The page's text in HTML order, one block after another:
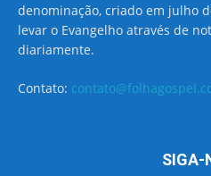
denominação, criado em julho
levar o Evangelho através de
diariamente.
Contato:
SIGA-